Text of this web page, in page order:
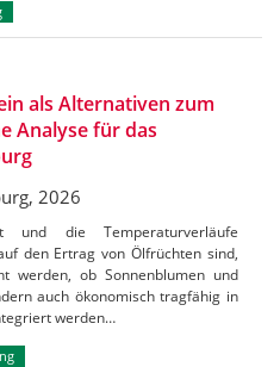
als Alternativen zum
Analyse für das
2026
und die Temperaturverläufe
den Ertrag von Ölfrüchten sind,
werden, ob Sonnenblumen und
auch ökonomisch tragfähig in
werden…